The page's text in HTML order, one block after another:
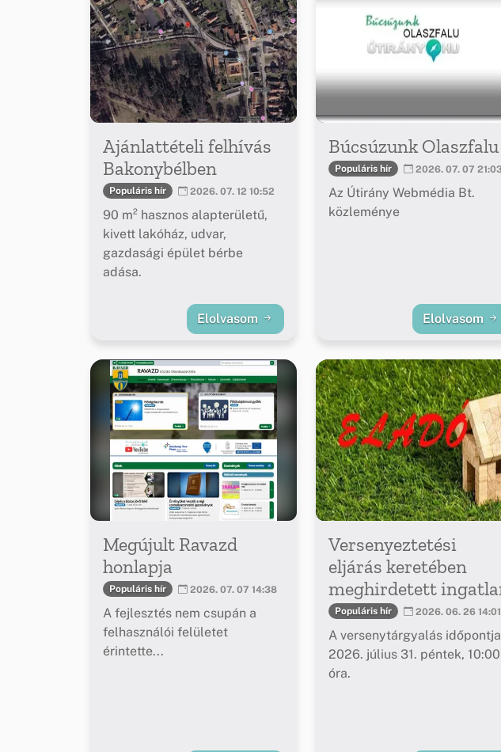
Ajánlattételi felhívás
Bakonybélben
Populáris hír 2026. 07. 12 10:52
90 m² hasznos alapterületű,
kivett lakóház, udvar,
gazdasági épület bérbe
adása.
Elolvasom
Búcsúzunk Olaszfalu
Populáris hír 2026. 07. 07
Az Útirány Webmédia Bt.
közleménye
Elolvasom
Megújult Ravazd
honlapja
Populáris hír 2026. 07. 07 14:38
A fejlesztés nem csupán a
felhasználói felületet
érintette...
Versenyeztetési
eljárás keretében
meghirdetett
Populáris hír 2026. 06. 26 14:01
A versenytárgyalás
2026. július 31. péntek, 10:00
óra.